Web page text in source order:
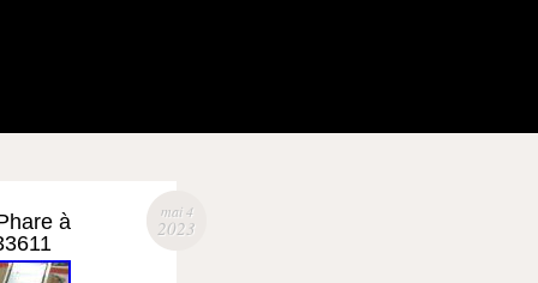
mai 4
2023
à